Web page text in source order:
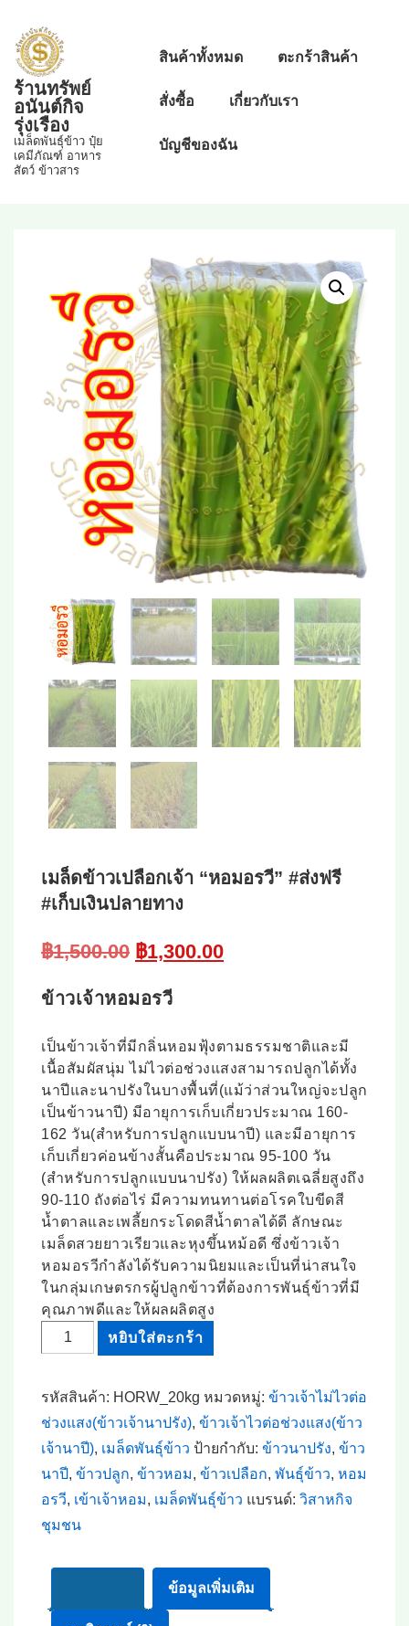
Skip
Main
Content
ร้านทรัพย์
อนันต์กิจ
รุ่งเรือง
เมล็ดพันธุ์ข้าว ปุ๋ย
เคมีภัณฑ์ อาหาร
สัตว์ ข้าวสาร
Main
สินค้าทั้งหมด ตะกร้าสินค้า
สั่งซื้อ เกี่ยวกับเรา
บัญชีของฉัน
เมล็ดข้าวเปลือกเจ้า “หอมอรวี” #ส่งฟรี
#เก็บเงินปลายทาง
฿1,500.00 Original
was:
฿1,500.00.
฿1,300.00Current
ข้าวเจ้าหอมอรวี
เป็นข้าวเจ้าที่มีกลิ่นหอมฟุ้งตามธรรมชาติและมี
เนื้อสัมผัสนุ่ม ไม่ไวต่อช่วงแสงสามารถปลูกได้ทั้ง
นาปีและนาปรังในบางพื้นที่(แม้ว่าส่วนใหญ่จะปลูก
เป็นข้าวนาปี) มีอายุการเก็บเกี่ยวประมาณ 160-
162 วัน(สำหรับการปลูกแบบนาปี) และมีอายุการ
เก็บเกี่ยวค่อนข้างสั้นคือประมาณ 95-100 วัน
(สำหรับการปลูกแบบนาปรัง) ให้ผลผลิตเฉลี่ยสูงถึง
90-110 ถังต่อไร่ มีความทนทานต่อโรคใบขีดสี
น้ำตาลและเพลี้ยกระโดดสีน้ำตาลได้ดี ลักษณะ
เมล็ดสวยยาวเรียวและหุงขึ้นหม้อดี ซึ่งข้าวเจ้า
หอมอรวีกำลังได้รับความนิยมและเป็นที่น่าสนใจ
ในกลุ่มเกษตรกรผู้ปลูกข้าวที่ต้องการพันธุ์ข้าวที่มี
คุณภาพดีและให้ผลผลิตสูง
จำนวน
เมล็ด
อรวี"
ฟรี
ปลาย
หยิบใส่ตะกร้า
รหัสสินค้า: HORW_20kg หมวดหมู่: ข้าวเจ้าไม่ไวต่อ
ช่วงแสง(ข้าวเจ้านาปรัง), ข้าวเจ้าไวต่อช่วงแสง(ข้าว
เจ้านาปี), เมล็ดพันธุ์ข้าว ป้ายกำกับ: ข้าวนาปรัง, ข้าว
นาปี, ข้าวปลูก, ข้าวหอม, ข้าวเปลือก, พันธุ์ข้าว, หอม
อรวี, เข้าเจ้าหอม, เมล็ดพันธุ์ข้าว แบรนด์: วิสาหกิจ
ชุมชน
ข้อมูลเพิ่มเติม